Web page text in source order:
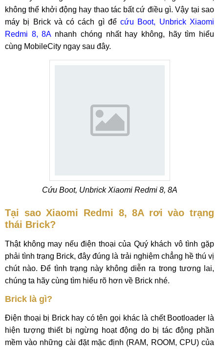
không thể khởi động hay thao tác bất cứ điều gì. Vậy tại sao
máy bị Brick và có cách gì đểcứu Boot, Unbrick Xiaomi
Redmi 8, 8Anhanh chóng nhất hay không, hãy tìm hiểu
cùng MobileCity ngay sau đây.
Cứu Boot, Unbrick Xiaomi Redmi 8, 8A
Tại sao Xiaomi Redmi 8, 8A rơi vào trạng
thái Brick?
Thật không may nếu điện thoại của Quý khách vô tình gặp
phải tình trạng Brick, đây đúng là trải nghiệm chẳng hề thú vị
chút nào. Để tình trạng này không diễn ra trong tương lai,
chúng ta hãy cùng tìm hiểu rõ hơn về Brick nhé.
Brick là gì?
Điện thoại bị Brick hay có tên gọi khác là chết Bootloader là
hiện tượng thiết bị ngừng hoạt động do bị tác động phần
mềm vào những cài đặt mặc định (RAM, ROOM, CPU) của